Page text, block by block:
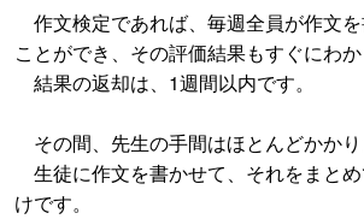
作文検定であれば、毎週全員が作文
ことができ、その評価結果もすぐにわか
結果の返却は、1週間以内です。
その間、先生の手間はほとんどかかり
生徒に作文を書かせて、それをまと
けです。